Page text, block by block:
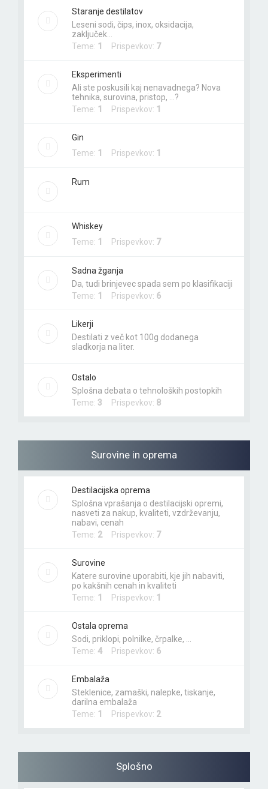
Staranje destilatov
Leseni sodi, čips, inox, oksidacija,
zaključek…
Teme: 1 Prispevkov: 7
Eksperimenti
Ali ste poskusili kaj nenavadnega? Nova
tehnika, surovina, pristop, ...?
Teme: 1 Prispevkov: 1
Gin
Teme: 1 Prispevkov: 1
Rum
Whiskey
Teme: 1 Prispevkov: 7
Sadna žganja
Da, tudi brinjevec spada sem po klasifikaciji
Teme: 1 Prispevkov: 6
Likerji
Destilati z več kot 100g dodanega
sladkorja na liter.
Ostalo
Splošna debata o tehnoloških postopkih
Teme: 3 Prispevkov: 8
Surovine in oprema
Destilacijska oprema
Splošna vprašanja o destilacijski opremi,
nasveti za nakup, kvaliteti, vzdrževanju,
nabavi, cenah
Teme: 2Prispevkov: 7
Surovine
Katere surovine uporabiti, kje jih nabaviti,
po kakšnih cenah in kvaliteti
Teme: 1 Prispevkov: 1
Ostala oprema
Sodi, priklopi, polnilke, črpalke, ...
Teme: 4 Prispevkov: 6
Embalaža
Steklenice, zamaški, nalepke, tiskanje,
darilna embalaža
Teme: 1 Prispevkov: 2
Splošno